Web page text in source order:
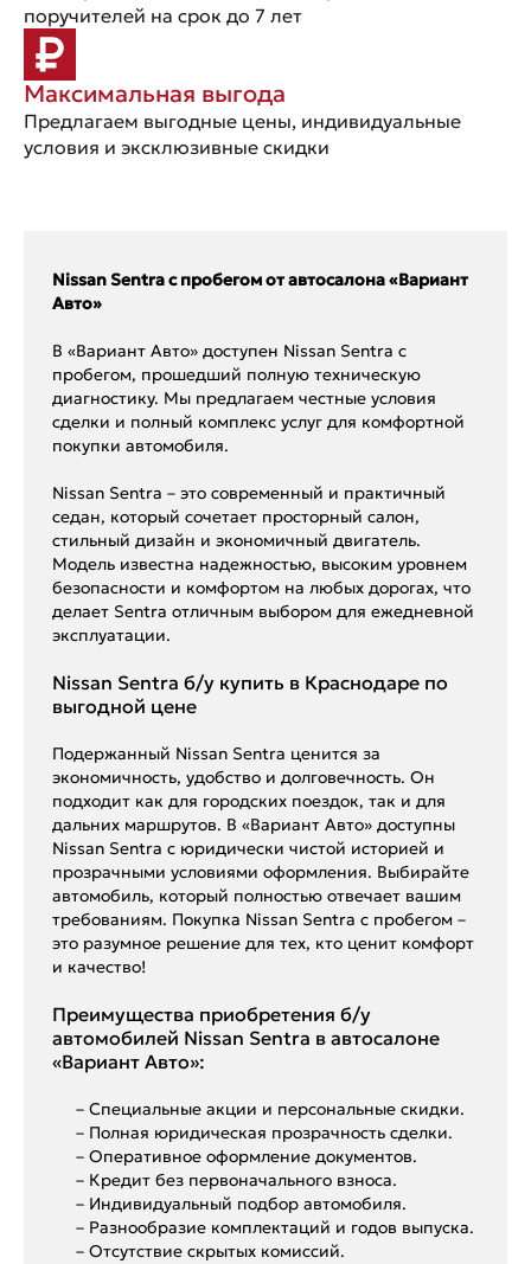
поручителей на срок до 7 лет
Максимальная выгода
Предлагаем выгодные цены, индивидуальные
условия и эксклюзивные скидки
Nissan Sentra с пробегом от автосалона «Вариант
Авто»
В «Вариант Авто» доступен Nissan Sentra с
пробегом, прошедший полную техническую
диагностику. Мы предлагаем честные условия
сделки и полный комплекс услуг для комфортной
покупки автомобиля.
Nissan Sentra – это современный и практичный
седан, который сочетает просторный салон,
стильный дизайн и экономичный двигатель.
Модель известна надежностью, высоким уровнем
безопасности и комфортом на любых дорогах, что
делает Sentra отличным выбором для ежедневной
эксплуатации.
Nissan Sentra б/у купить в Краснодаре по
выгодной цене
Подержанный Nissan Sentra ценится за
экономичность, удобство и долговечность. Он
подходит как для городских поездок, так и для
дальних маршрутов. В «Вариант Авто» доступны
Nissan Sentra с юридически чистой историей и
прозрачными условиями оформления. Выбирайте
автомобиль, который полностью отвечает вашим
требованиям. Покупка Nissan Sentra с пробегом –
это разумное решение для тех, кто ценит комфорт
и качество!
Преимущества приобретения б/у
автомобилей Nissan Sentra в автосалоне
«Вариант Авто»:
– Специальные акции и персональные скидки.
– Полная юридическая прозрачность сделки.
– Оперативное оформление документов.
– Кредит без первоначального взноса.
– Индивидуальный подбор автомобиля.
– Разнообразие комплектаций и годов выпуска.
– Отсутствие скрытых комиссий.